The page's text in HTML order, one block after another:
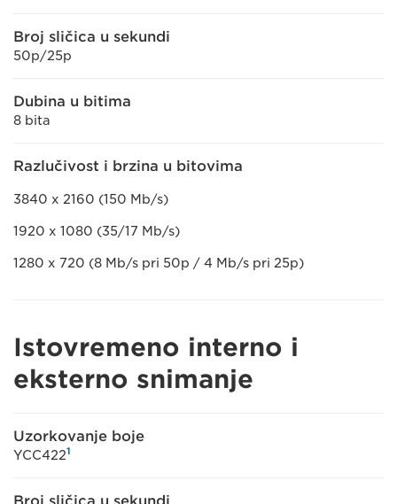
Broj sličica u sekundi
50p/25p
Dubina u bitima
8 bita
Razlučivost i brzina u bitovima
3840 x 2160 (150 Mb/s)
1920 x 1080 (35/17 Mb/s)
1280 x 720 (8 Mb/s pri 50p / 4 Mb/s pri 25p)
Istovremeno interno i
eksterno snimanje
Uzorkovanje boje
YCC4221
Broj sličica u sekundi